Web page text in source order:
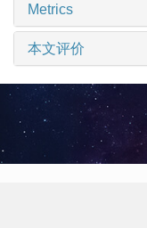
Metrics
本文评价